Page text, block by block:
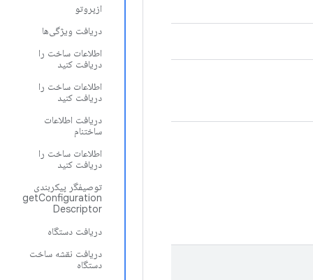
ازپروتو
دریافت ویژگی‌ها
اطلاعات ساخت را
دریافت کنید
اطلاعات ساخت را
دریافت کنید
دریافت اطلاعات
ساختنام
اطلاعات ساخت را
دریافت کنید
توصیفگر پیکربندی
getConfiguration
Descriptor
دریافت دستگاه
دریافت نقشه ساخت
دستگاه